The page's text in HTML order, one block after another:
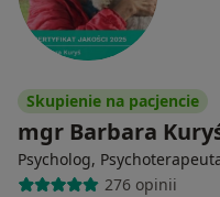
Skupienie na pacjencie
mgr Barbara
Psycholog,
276 opinii